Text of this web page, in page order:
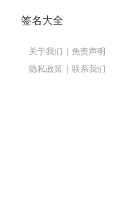
签名大全
关于我们 | 免责声明
隐私政策 | 联系我们